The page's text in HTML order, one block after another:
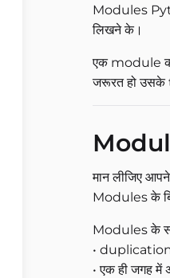
Modules
लिखने के।
एक module
जरूरत हो उसके
मान लीजिए
Modules के
Modules के
•
• एक ही जगह में